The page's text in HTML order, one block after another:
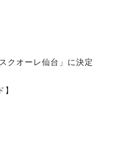
クオーレ仙台」に決定